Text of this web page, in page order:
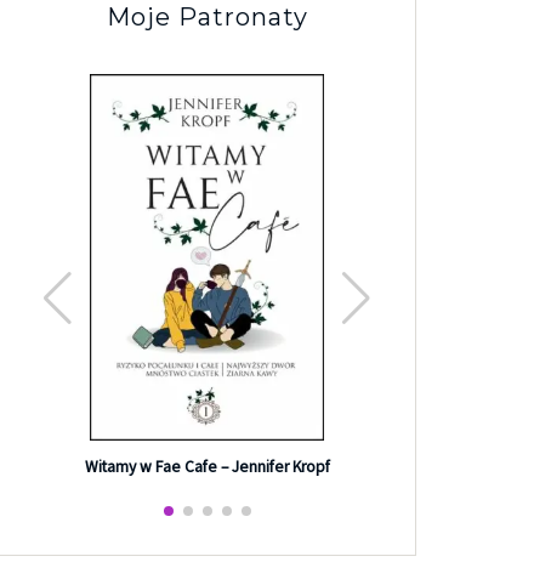
Moje Patronaty
Witamy w Fae Cafe – Jennifer Kropf